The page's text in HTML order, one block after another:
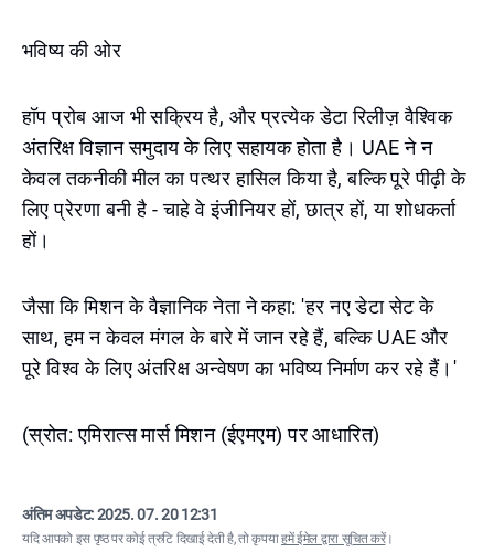
भविष्य की ओर
हॉप प्रोब आज भी सक्रिय है, और प्रत्येक डेटा रिलीज़ वैश्विक
अंतरिक्ष विज्ञान समुदाय के लिए सहायक होता है। UAE ने न
केवल तकनीकी मील का पत्थर हासिल किया है, बल्कि पूरे पीढ़ी के
लिए प्रेरणा बनी है - चाहे वे इंजीनियर हों, छात्र हों, या शोधकर्ता
हों।
जैसा कि मिशन के वैज्ञानिक नेता ने कहा: 'हर नए डेटा सेट के
साथ, हम न केवल मंगल के बारे में जान रहे हैं, बल्कि UAE और
पूरे विश्व के लिए अंतरिक्ष अन्वेषण का भविष्य निर्माण कर रहे हैं।'
(स्रोत: एमिरात्स मार्स मिशन (ईएमएम) पर आधारित)
अंतिम अपडेट:2025. 07. 20 12:31
यदि आपको इस पृष्ठ पर कोई त्रुटि दिखाई देती है, तो कृपयाहमें ईमेल द्वारा सूचित करें।